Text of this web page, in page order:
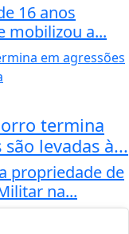
16 anos
mobilizou a...
termina
levadas à...
propriedade de
na...